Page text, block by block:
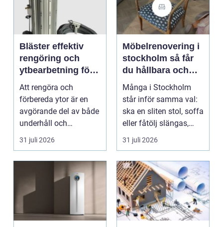
Bläster effektiv
rengöring och
ytbearbetning för
proffs och
hantverkare
Att rengöra och
förbereda ytor är en
avgörande del av både
underhåll och
renovering. Färg, rost,
smu...
31 juli 2026
Möbelrenovering i
stockholm så får
du hållbara och
vackra möbler
Många i Stockholm
står inför samma val:
ska en sliten stol, soffa
eller fåtölj slängas,
säljas billi...
31 juli 2026